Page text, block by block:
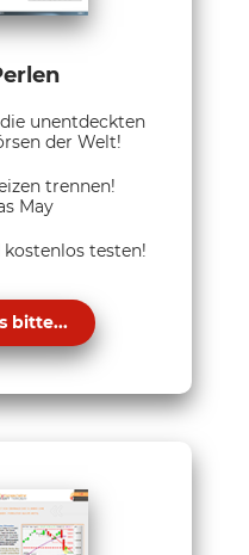
unentdeckten
der Welt!
trennen!
May
testen!
bitte...